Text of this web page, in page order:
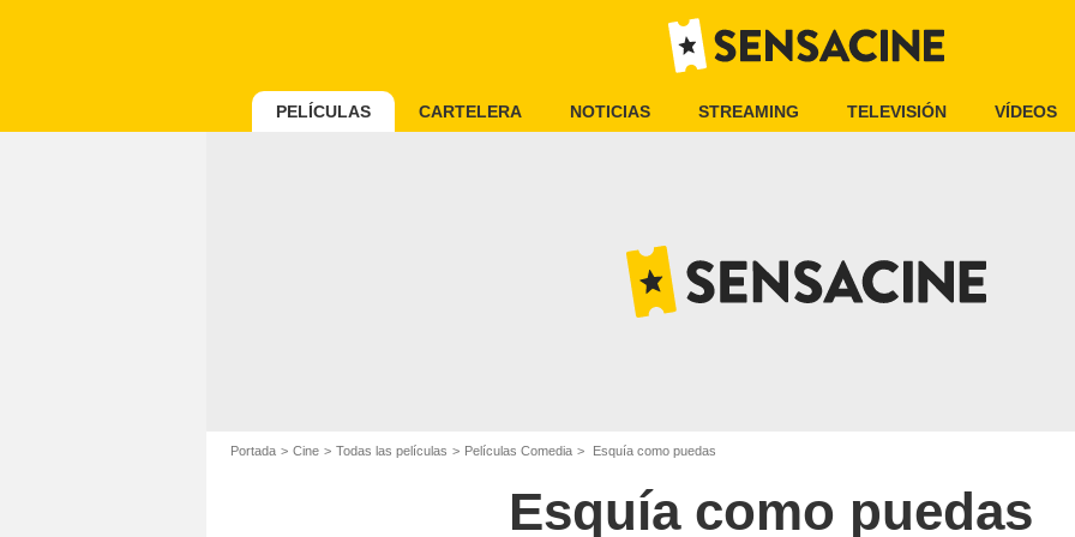
PELÍCULAS CARTELERA NOTICIAS STREAMING TELEVISIÓN VÍDEOS
Portada Cine Todas las películas Películas Comedia Esquía como puedas
Esquía como puedas